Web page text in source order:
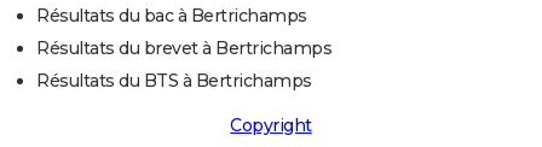
Résultats du bac à Bertrichamps
Résultats du brevet à Bertrichamps
Résultats du BTS à Bertrichamps
Copyright